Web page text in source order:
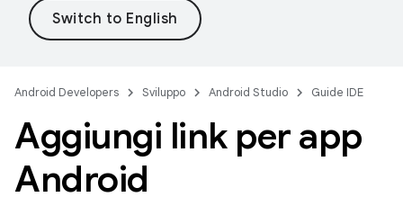
Android Developers Sviluppo Android Studio Guide IDE
Aggiungi link per app
Android